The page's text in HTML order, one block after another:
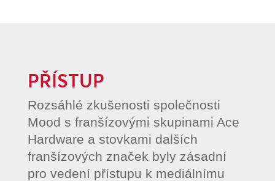
PŘÍSTUP
Rozsáhlé zkušenosti společnosti
Mood s franšízovými skupinami Ace
Hardware a stovkami dalších
franšízových značek byly zásadní
pro vedení přístupu k mediálnímu